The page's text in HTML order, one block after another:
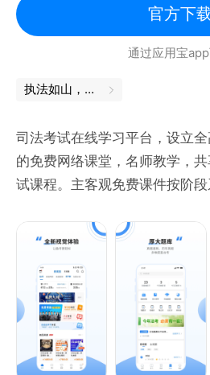
知识侧重点，帮助您充分准备考
【名师直播课】
来自中国政法大学名师的直播
需求进行调整，提供更加个性
多位辅导老师随时在线答疑，
查阅其他学员的问题和答疑，
【AI法考助教】
1.AI智能答疑，随时随地掌握法
2.AI主观题批阅，帮助你更快
3.AI助教，你的专属AI老师，
心理状态。
【联系我们】
客服热线：010-58908130
法大法考APP：我的-意见反馈
官方下
通过应用宝
执法如山，舍我其谁
司法考试在线学习平台，设立
的免费网络课堂，名师教学，
试课程。主客观免费课件按阶